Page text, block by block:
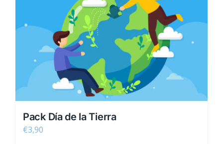
Pack Día de la Tierra
€3,90